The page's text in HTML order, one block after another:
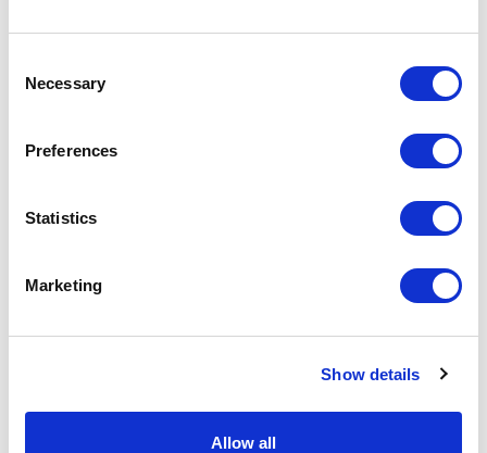
Selection
Necessary
Preferences
Statistics
Marketing
Show details
Allow all
MODULOR: ВРЕМЕННАЯ ИНСТАЛЛЯЦИЯ